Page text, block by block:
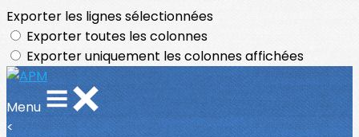
Exporter les lignes sélectionnées
Exporter toutes les colonnes
Exporter uniquement les colonnes affichées
Menu
<